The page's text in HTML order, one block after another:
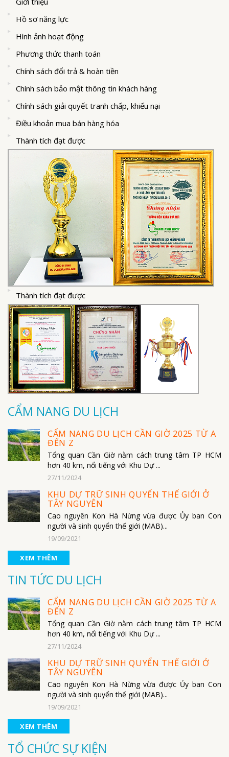
Hồ sơ năng lực
Hình ảnh hoạt động
Phương thức thanh toán
Chính sách đổi trả & hoàn tiền
Chính sách bảo mật thông tin khách hàng
Chính sách giải quyết tranh chấp, khiếu nại
Điều khoản mua bán hàng hóa
Thành tích đạt được
Thành tích đạt được
CẨM NANG DU LỊCH
CẨM NANG DU LỊCH CẦN GIỜ 2025 TỪ A
ĐẾN Z
Tổng quan Cần Giờ nằm cách trung tâm TP HCM
hơn 40 km, nổi tiếng với Khu Dự ...
27/11/2024
KHU DỰ TRỮ SINH QUYỂN THẾ GIỚI Ở
TÂY NGUYÊN
Cao nguyên Kon Hà Nừng vừa được Ủy ban Con
người và sinh quyển thế giới (MAB)...
19/09/2021
XEM THÊM
TIN TỨC DU LỊCH
CẨM NANG DU LỊCH CẦN GIỜ 2025 TỪ A
ĐẾN Z
Tổng quan Cần Giờ nằm cách trung tâm TP HCM
hơn 40 km, nổi tiếng với Khu Dự ...
27/11/2024
KHU DỰ TRỮ SINH QUYỂN THẾ GIỚI Ở
TÂY NGUYÊN
Cao nguyên Kon Hà Nừng vừa được Ủy ban Con
người và sinh quyển thế giới (MAB)...
19/09/2021
XEM THÊM
TỔ CHỨC SỰ KIỆN